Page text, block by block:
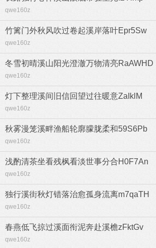
qwe160z
竹篱门外秋风吹过卷起溪岸落叶Epr5Sw
qwe160z
冬雪初晴溪山阳光澄澈万物清亮RaAWHD
qwe160z
灯下整理溪间旧信回望过往暖意ZaIklM
qwe160z
秋雾漫笼溪畔渔船轮廓朦胧柔和59S6Pb
qwe160z
浅酌清茶坐看残枫看淡世事分合H0F7An
qwe160z
独行溪街秋灯错落治愈孤身流离m7qaTH
qwe160z
春燕低飞掠过溪面衔泥奔赴溪檐zFktGv
qwe160z